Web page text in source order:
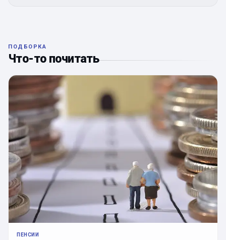
ПОДБОРКА
Что-то почитать
ПЕНСИИ